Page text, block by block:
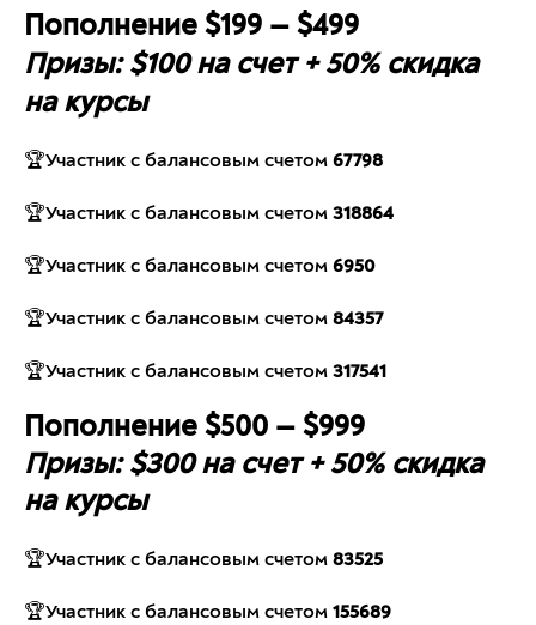
Пополнение $199 — $499
Призы: $100 на счет + 50% скидка
на курсы
🏆Участник с балансовым счетом 67798
🏆Участник с балансовым счетом 318864
🏆Участник с балансовым счетом 6950
🏆Участник с балансовым счетом 84357
🏆Участник с балансовым счетом 317541
Пополнение $500 — $999
Призы: $300 на счет + 50% скидка
на курсы
🏆Участник с балансовым счетом 83525
🏆Участник с балансовым счетом 155689